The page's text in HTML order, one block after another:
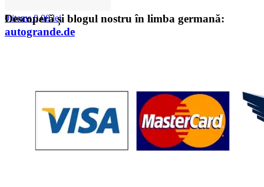
0items 0,00lei
Descoperă și blogul nostru în limba germană:
autogrande.de